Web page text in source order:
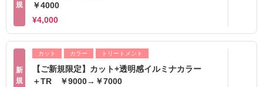
規
￥4000
¥4,000
新
規
カット カラー トリートメント
【ご新規限定】カット+透明感イルミナカラー
＋TR ￥9000→￥7000